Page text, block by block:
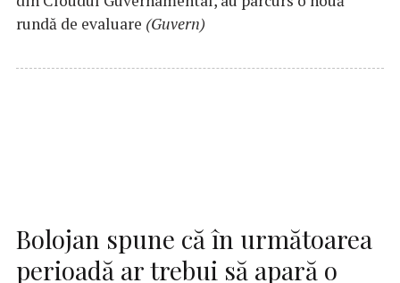
rundă de evaluare (Guvern)
Bolojan spune că în următoarea
perioadă ar trebui să apară o